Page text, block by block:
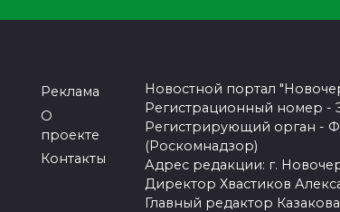
Реклама
О
проекте
Контакты
Новостной портал
Регистрационный номер -
Регистрирующий орган -
(Роскомнадзор)
Адрес редакции: г.
Директор Хвастиков
Главный редактор